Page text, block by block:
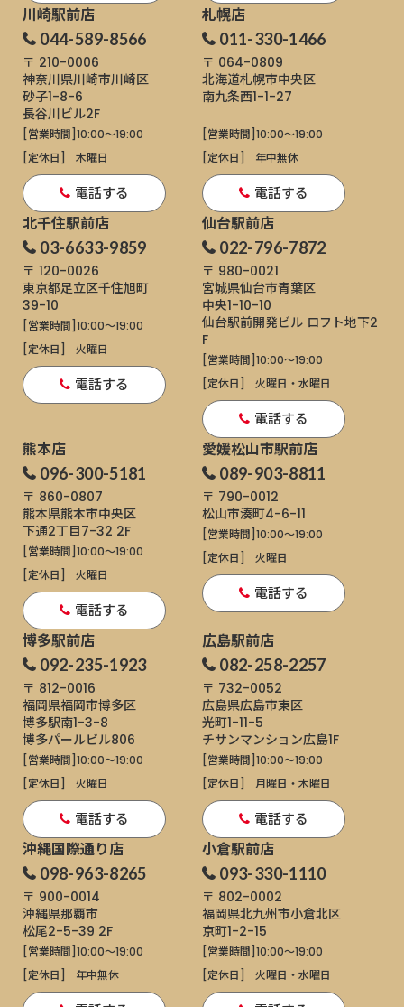
川崎駅前店
044-589-8566
〒 210-0006
神奈川県川崎市川崎区
砂子1-8-6
長谷川ビル2F
[営業時間]10:00～19:00
[定休日]
木曜日
電話する
札幌店
011-330-1466
〒 064-0809
北海道札幌市中央区
南九条西1-1-27
[営業時間]10:00～19:00
[定休日]
年中無休
電話する
北千住駅前店
03-6633-9859
〒 120-0026
東京都足立区千住旭町
39-10
[営業時間]10:00～19:00
[定休日]
火曜日
電話する
仙台駅前店
022-796-7872
〒 980-0021
宮城県仙台市青葉区
中央1-10-10
仙台駅前開発ビル ロフト地下2
F
[営業時間]10:00～19:00
[定休日]
火曜日・水曜日
電話する
熊本店
096-300-5181
〒 860-0807
熊本県熊本市中央区
下通2丁目7-32 2F
[営業時間]10:00～19:00
[定休日]
火曜日
電話する
愛媛松山市駅前店
089-903-8811
〒 790-0012
松山市湊町4-6-11
[営業時間]10:00～19:00
[定休日]
火曜日
電話する
博多駅前店
092-235-1923
〒 812-0016
福岡県福岡市博多区
博多駅南1-3-8
博多パールビル806
[営業時間]10:00～19:00
[定休日]
火曜日
電話する
広島駅前店
082-258-2257
〒 732-0052
広島県広島市東区
光町1-11-5
チサンマンション広島1F
[営業時間]10:00～19:00
[定休日]
月曜日・木曜日
電話する
沖縄国際通り店
098-963-8265
〒 900-0014
沖縄県那覇市
松尾2-5-39 2F
[営業時間]10:00～19:00
[定休日]
年中無休
小倉駅前店
093-330-1110
〒 802-0002
福岡県北九州市小倉北区
京町1-2-15
[営業時間]10:00～19:00
[定休日]
火曜日・水曜日